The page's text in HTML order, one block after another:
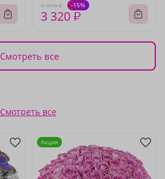
3 910 ₽ -15%
3 320 ₽
Смотреть все
Смотреть все
Акция